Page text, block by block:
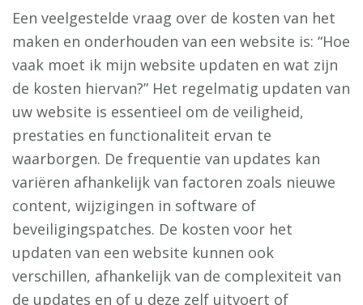
Een veelgestelde vraag over de kosten van het
maken en onderhouden van een website is: “Hoe
vaak moet ik mijn website updaten en wat zijn
de kosten hiervan?” Het regelmatig updaten van
uw website is essentieel om de veiligheid,
prestaties en functionaliteit ervan te
waarborgen. De frequentie van updates kan
variëren afhankelijk van factoren zoals nieuwe
content, wijzigingen in software of
beveiligingspatches. De kosten voor het
updaten van een website kunnen ook
verschillen, afhankelijk van de complexiteit van
de updates en of u deze zelf uitvoert of